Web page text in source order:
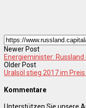
Newer Post
Energieminister:
Older Post
Uralsöl stieg 2017 im
Kommentare